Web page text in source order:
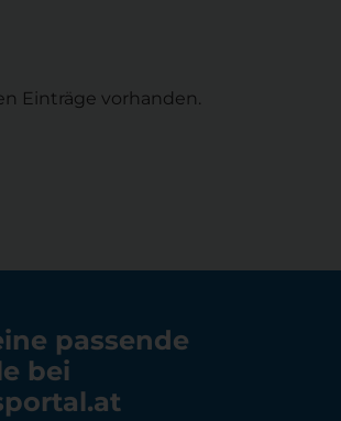
Einträge vorhanden.
passende
bei